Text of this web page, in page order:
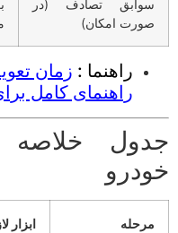
تصادف (در
امکان)
راهنما : زمان تعویض
راهنمای کامل برای
خلاصه
ابزار لازم